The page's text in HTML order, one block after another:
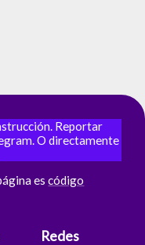
Reportar
O directamente
escódigo
Redes